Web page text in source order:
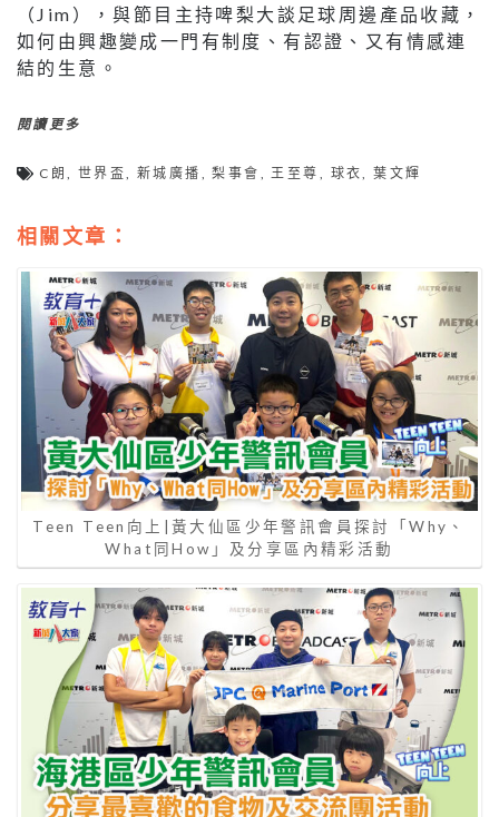
（Jim），與節目主持啤梨大談足球周邊產品收藏，
如何由興趣變成一門有制度、有認證、又有情感連
結的生意。
閱讀更多
C朗,世界盃,新城廣播 ,梨事會 ,王至尊 , 球衣,葉文輝
相關文章：
Teen Teen向上|黃大仙區少年警訊會員探討「Why、
What同How」及分享區內精彩活動